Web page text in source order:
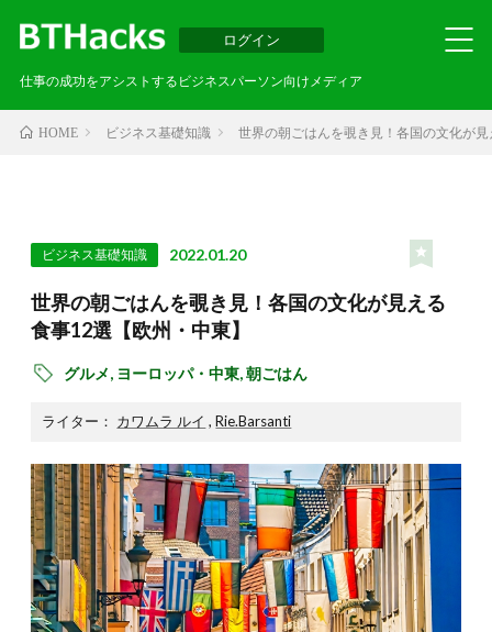
ログイン
仕事の成功をアシストするビジネスパーソン向けメディア
HOME ビジネス基礎知識 世界の朝ごはんを覗き見！各国の文化が
ビジネス基礎知識 2022.01.20
世界の朝ごはんを覗き見！各国の文化が見える
食事12選【欧州・中東】
グルメ, ヨーロッパ・中東,朝ごはん
ライター： カワムラ ルイ ,Rie.Barsanti